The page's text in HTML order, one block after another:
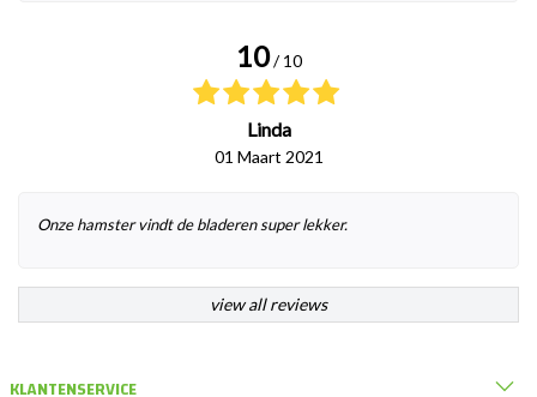
10 / 10
Linda
01 Maart 2021
Onze hamster vindt de bladeren super lekker.
view all reviews
KLANTENSERVICE